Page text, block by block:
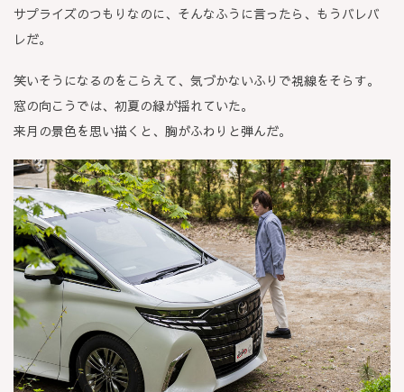
サプライズのつもりなのに、そんなふうに言ったら、もうバレバ
レだ。
笑いそうになるのをこらえて、気づかないふりで視線をそらす。
窓の向こうでは、初夏の緑が揺れていた。
来月の景色を思い描くと、胸がふわりと弾んだ。